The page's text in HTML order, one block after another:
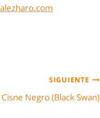
SIGUIENTE
Negro (Black Swan)